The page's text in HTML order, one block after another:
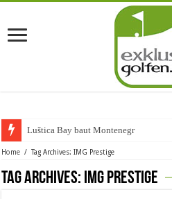
Luštica Bay baut Montenegros ers
Home / Tag Archives: IMG Prestige
Tag Archives: IMG Prestige